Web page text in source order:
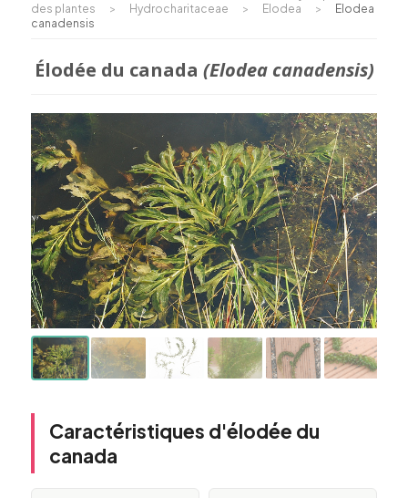
des plantes
> Hydrocharitaceae > Elodea >
Elodea
canadensis
Élodée du canada (Elodea canadensis)
Caractéristiques d'élodée du
canada